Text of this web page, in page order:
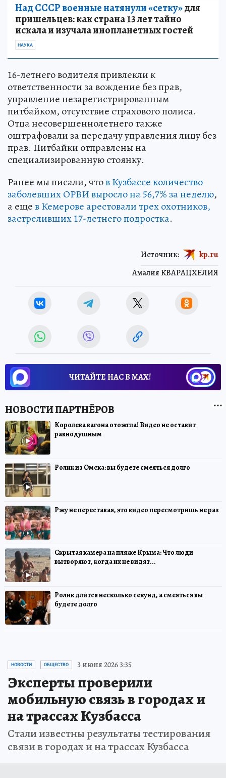
Над СССР военные натянули «сетку»для
пришельцев: как страна 13 лет тайно
искала и изучала инопланетных гостей
НАУКА
16-летнего водителя привлекли к
ответственности за вождение без прав,
управление незарегистрированным
питбайком, отсутствие страхового полиса.
Отца несовершеннолетнего также
оштрафовали за передачу управления лицу без
прав. Питбайки отправлены на
специализированную стоянку.
Ранее мы писали, чтов Кузбассе количество
заболевших ОРВИ выросло на 56,7% за неделю,
а ещев Кемерове арестовали трех охотников,
застреливших 17-летнего подростка.
Амалия КВАРАЦХЕЛИЯ
Источник: kp.ru
ЧИТАЙТЕ НАС В МАХ!
Королева вагона отожгла! Видео не оставит
равнодушным
Ролик из Омска: вы будете смеяться долго
Ржу не переставая, это видео пересмотришь не раз
Скрытая камера на пляже Крыма: Что люди
вытворяют, когда их не видят...
Ролик длится несколько секунд, а смеяться вы
будете долго
НОВОСТИ ОБЩЕСТВО 3 июня 2026 3:35
Эксперты проверили
мобильную связь в городах и
на трассах Кузбасса
Стали известны результаты тестирования
связи в городах и на трассах Кузбасса